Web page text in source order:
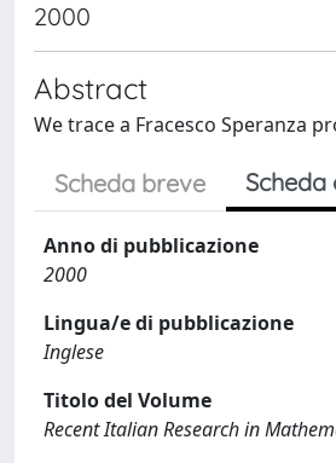
2000
Abstract
We trace a Fracesco Speranza
Scheda breve
Anno di pubblicazione
2000
Lingua/e di pubblicazione
Inglese
Titolo del Volume
Recent Italian Research in